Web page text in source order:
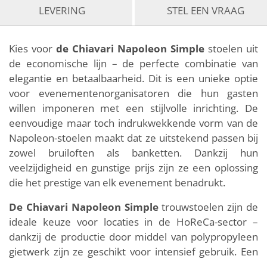
LEVERING STEL EEN VRAAG
Kies voor de Chiavari Napoleon Simple stoelen uit
de economische lijn – de perfecte combinatie van
elegantie en betaalbaarheid. Dit is een unieke optie
voor evenementenorganisatoren die hun gasten
willen imponeren met een stijlvolle inrichting. De
eenvoudige maar toch indrukwekkende vorm van de
Napoleon-stoelen maakt dat ze uitstekend passen bij
zowel bruiloften als banketten. Dankzij hun
veelzijdigheid en gunstige prijs zijn ze een oplossing
die het prestige van elk evenement benadrukt.
De Chiavari Napoleon Simpletrouwstoelen zijn de
ideale keuze voor locaties in de HoReCa-sector –
dankzij de productie door middel van polypropyleen
gietwerk zijn ze geschikt voor intensief gebruik. Een